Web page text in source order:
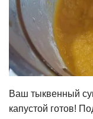
Ваш тыквенный
капустой готов!